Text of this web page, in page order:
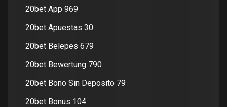
20bet App 969
20bet Apuestas 30
20bet Belepes 679
20bet Bewertung 790
20bet Bono Sin Deposito 79
20bet Bonus 104